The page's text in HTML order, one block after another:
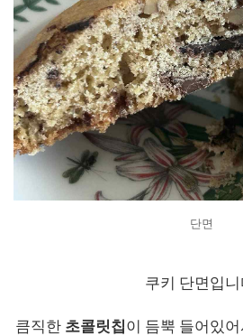
단면
쿠키 단면입니
큼직한 초콜릿칩이 듬뿍 들어있